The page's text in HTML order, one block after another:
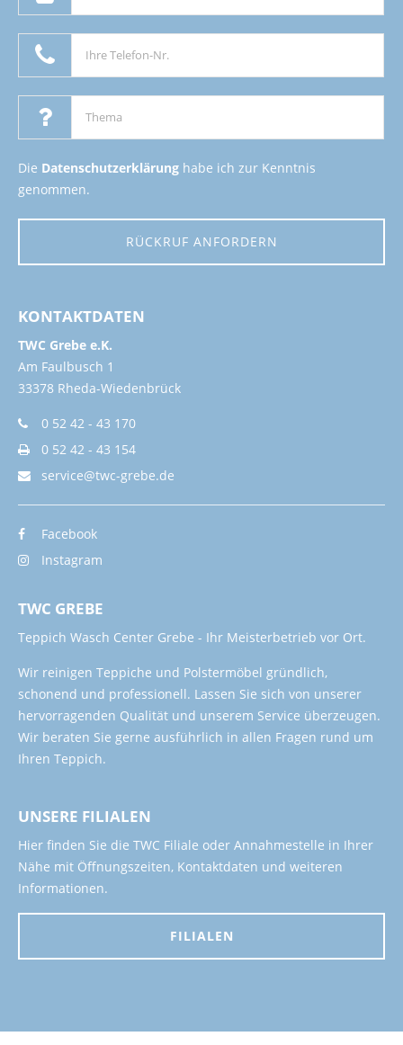
Die Datenschutzerklärung habe ich zur Kenntnis
genommen.
RÜCKRUF ANFORDERN
KONTAKTDATEN
TWC Grebe e.K.
Am Faulbusch 1
33378 Rheda-Wiedenbrück
0 52 42 - 43 170
0 52 42 - 43 154
service@twc-grebe.de
Facebook
Instagram
TWC GREBE
Teppich Wasch Center Grebe - Ihr Meisterbetrieb vor Ort.
Wir reinigen Teppiche und Polstermöbel gründlich,
schonend und professionell. Lassen Sie sich von unserer
hervorragenden Qualität und unserem Service überzeugen.
Wir beraten Sie gerne ausführlich in allen Fragen rund um
Ihren Teppich.
UNSERE FILIALEN
Hier finden Sie die TWC Filiale oder Annahmestelle in Ihrer
Nähe mit Öffnungszeiten, Kontaktdaten und weiteren
Informationen.
FILIALEN